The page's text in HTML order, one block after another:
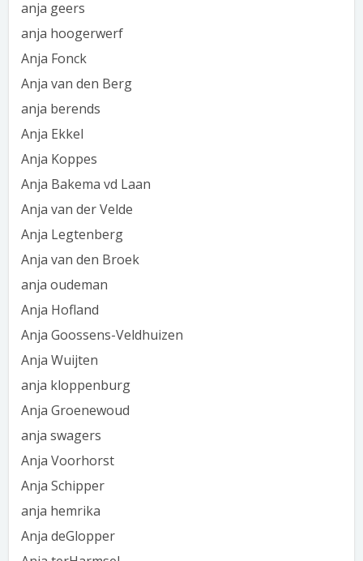
anja geers
anja hoogerwerf
Anja Fonck
Anja van den Berg
anja berends
Anja Ekkel
Anja Koppes
Anja Bakema vd Laan
Anja van der Velde
Anja Legtenberg
Anja van den Broek
anja oudeman
Anja Hofland
Anja Goossens-Veldhuizen
Anja Wuijten
anja kloppenburg
Anja Groenewoud
anja swagers
Anja Voorhorst
Anja Schipper
anja hemrika
Anja deGlopper